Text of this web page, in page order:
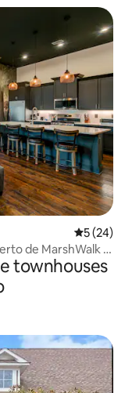
5 de uma
5 (24)
de MarshWalk •
townhouses